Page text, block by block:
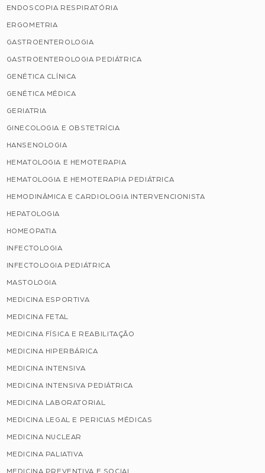
ENDOSCOPIA RESPIRATÓRIA
ERGOMETRIA
GASTROENTEROLOGIA
GASTROENTEROLOGIA PEDIÁTRICA
GENÉTICA CLÍNICA
GENÉTICA MÉDICA
GERIATRIA
GINECOLOGIA E OBSTETRÍCIA
HANSENOLOGIA
HEMATOLOGIA E HEMOTERAPIA
HEMATOLOGIA E HEMOTERAPIA PEDIÁTRICA
HEMODINÂMICA E CARDIOLOGIA INTERVENCIONISTA
HEPATOLOGIA
HOMEOPATIA
INFECTOLOGIA
INFECTOLOGIA PEDIÁTRICA
MASTOLOGIA
MEDICINA ESPORTIVA
MEDICINA FETAL
MEDICINA FÍSICA E REABILITAÇÃO
MEDICINA HIPERBÁRICA
MEDICINA INTENSIVA
MEDICINA INTENSIVA PEDIÁTRICA
MEDICINA LABORATORIAL
MEDICINA LEGAL E PERICIAS MÉDICAS
MEDICINA NUCLEAR
MEDICINA PALIATIVA
MEDICINA PREVENTIVA E SOCIAL